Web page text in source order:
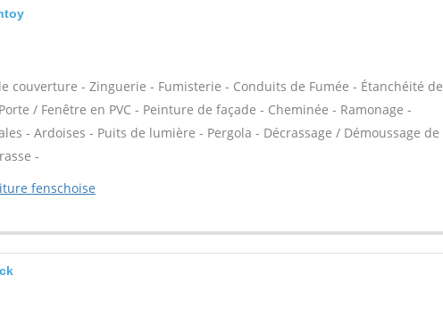
couverture - Zinguerie - Fumisterie - Conduits de Fumée - Étanchéité de
/ Fenêtre en PVC - Peinture de façade - Cheminée - Ramonage -
- Ardoises - Puits de lumière - Pergola - Décrassage / Démoussage de
-
fenschoise